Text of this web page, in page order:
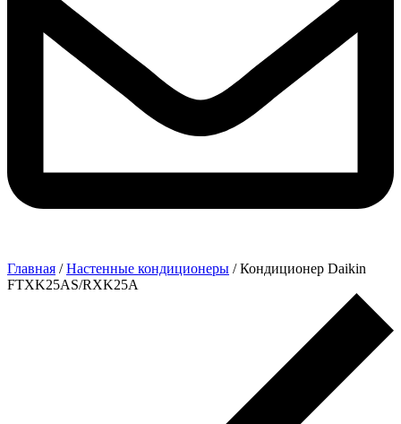
Главная /Настенные кондиционеры / Кондиционер Daikin
FTXK25AS/RXK25A